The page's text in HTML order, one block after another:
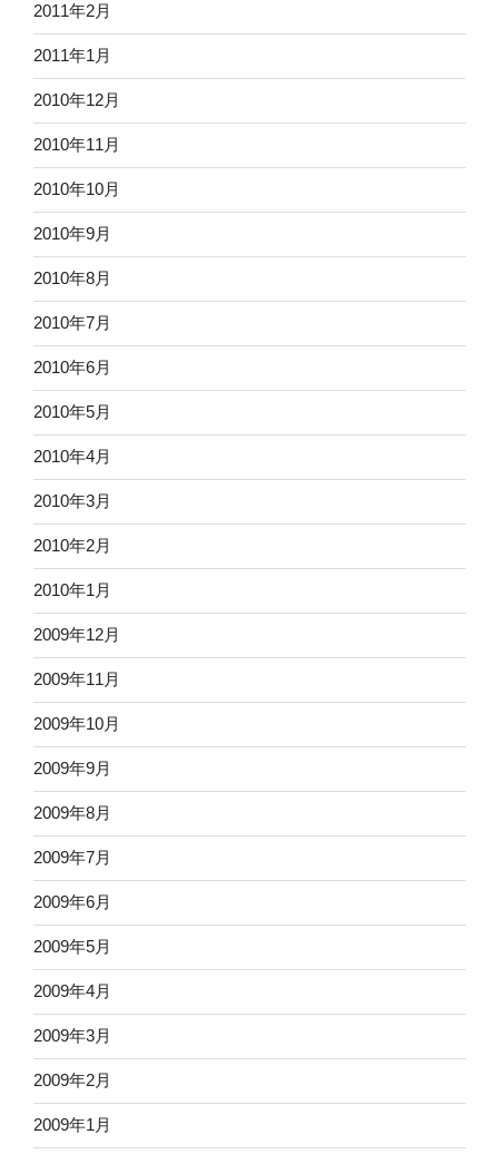
2011年2月
2011年1月
2010年12月
2010年11月
2010年10月
2010年9月
2010年8月
2010年7月
2010年6月
2010年5月
2010年4月
2010年3月
2010年2月
2010年1月
2009年12月
2009年11月
2009年10月
2009年9月
2009年8月
2009年7月
2009年6月
2009年5月
2009年4月
2009年3月
2009年2月
2009年1月